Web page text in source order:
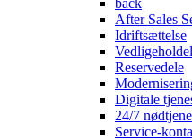
back
After Sales
Idriftsættelse
Reservedele
Digitale
24/7
Service-